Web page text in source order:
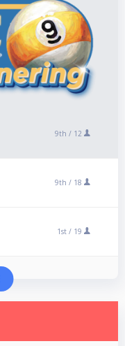
9th / 12
9th / 18
1st / 19